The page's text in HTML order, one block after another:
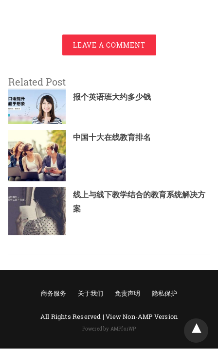
LEAVE A COMMENT
Related Post
报个英语班大约多少钱
中国十大在线教育排名
线上与线下教学结合的教育系统解决方
案
商务服务 关于我们 免责声明 隐私保护
All Rights Reserved |View Non-AMP Version
Powered by AMPforWP